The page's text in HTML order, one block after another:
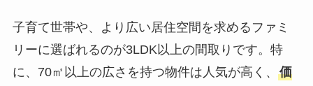
子育て世帯や、より広い居住空間を求めるファミ
リーに選ばれるのが3LDK以上の間取りです。特
に、70㎡以上の広さを持つ物件は人気が高く、 価